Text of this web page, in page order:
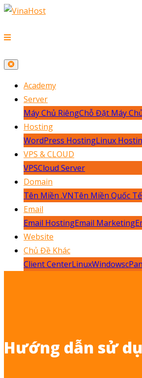
Academy
Server
Máy Chủ RiêngChỗ Đặt Máy
Hosting
WordPress HostingLinux
VPS & CLOUD
VPSCloud Server
Domain
Tên Miền .VNTên Miền Quốc Tế
Email
Email HostingEmail Marketing
Website
Chủ Đề Khác
Client CenterLinuxWindows
Hướng dẫn sử